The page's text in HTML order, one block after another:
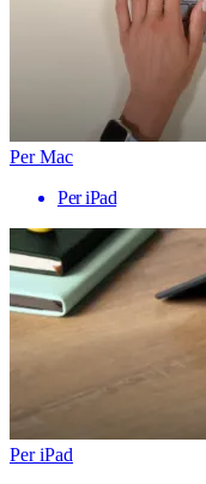
Per Mac
Per iPad
Per iPad